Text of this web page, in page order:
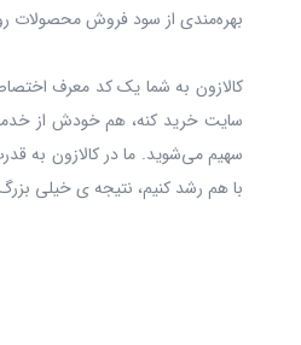
بهره‌مندی از سود فروش محصولات
کالازون به شما یک کد معرف
سایت خرید کنه، هم خودش از
سهیم می‌شوید. ما در کالازون به
با هم رشد کنیم، نتیجه ی خیلی